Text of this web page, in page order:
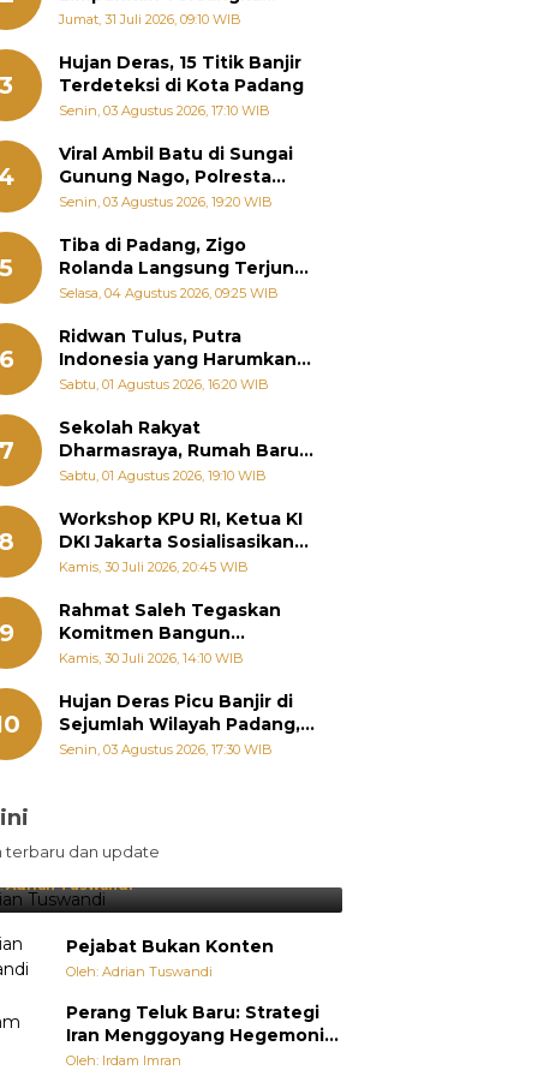
Pemanenan Kayu Ilegal di
Solok
Jumat, 31 Juli 2026, 09:10 WIB
3
Hujan Deras, 15 Titik Banjir
Terdeteksi di Kota Padang
Senin, 03 Agustus 2026, 17:10 WIB
Viral Ambil Batu di Sungai
Gunung Nago, Polresta
Padang Ungkap Fakta
Senin, 03 Agustus 2026, 19:20 WIB
5
Tiba di Padang, Zigo
Rolanda Langsung Terjun
Bantu Warga Terdampak
Selasa, 04 Agustus 2026, 09:25 WIB
6
Ridwan Tulus, Putra
Indonesia yang Harumkan
Nama Bangsa hingga
Jepang
Sabtu, 01 Agustus 2026, 16:20 WIB
7
Sekolah Rakyat
Dharmasraya, Rumah Baru
268 Anak Menggapai Mimpi
Kemiskinan
Sabtu, 01 Agustus 2026, 19:10 WIB
8
Workshop KPU RI, Ketua KI
DKI Jakarta Sosialisasikan
Hukum Acara Penyelesaian
Kamis, 30 Juli 2026, 20:45 WIB
9
Rahmat Saleh Tegaskan
Komitmen Bangun
Pertanian Sumbar Tanpa
Kamis, 30 Juli 2026, 14:10 WIB
Hujan Deras Picu Banjir di
Sejumlah Wilayah Padang,
Fadly Amran Perintahkan
Senin, 03 Agustus 2026, 17:30 WIB
terbaru dan update
Lebih Diunggulkan, tetapi
Selalu Punya Cara Membuat
Adrian Tuswandi
Pejabat Bukan Konten
Oleh: Adrian Tuswandi
Perang Teluk Baru: Strategi
Iran Menggoyang Hegemoni
AS dari Dalam
Oleh: Irdam Imran